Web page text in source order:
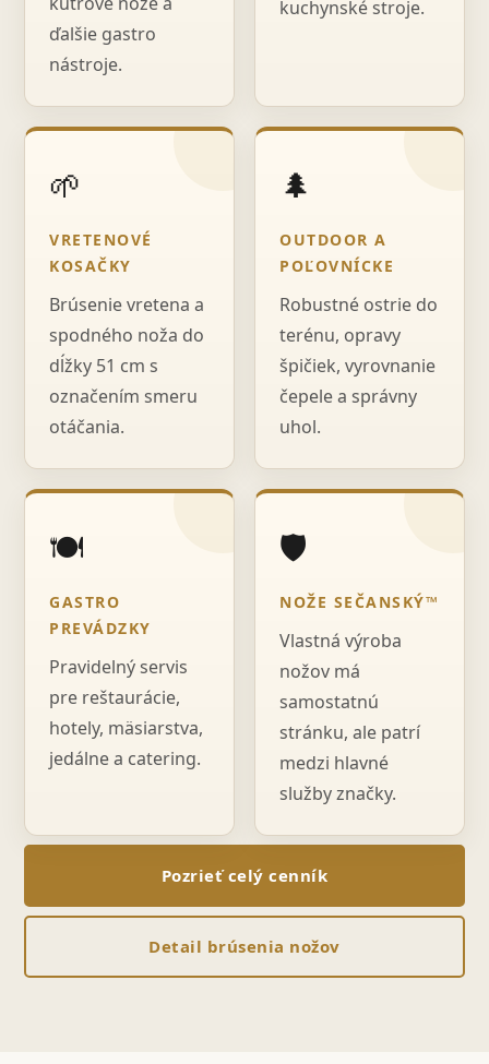
ďalšie gastro
nástroje.
kuchynské stroje.
🌱
VRETENOVÉ
KOSAČKY
Brúsenie vretena a
spodného noža do
dĺžky 51 cm s
označením smeru
otáčania.
🌲
OUTDOOR A
POĽOVNÍCKE
Robustné ostrie do
terénu, opravy
špičiek, vyrovnanie
čepele a správny
uhol.
🍽️
GASTRO
PREVÁDZKY
Pravidelný servis
pre reštaurácie,
hotely, mäsiarstva,
jedálne a catering.
🛡️
NOŽE SEČANSKÝ™
Vlastná výroba
nožov má
samostatnú
stránku, ale patrí
medzi hlavné
služby značky.
Pozrieť celý cenník
Detail brúsenia nožov